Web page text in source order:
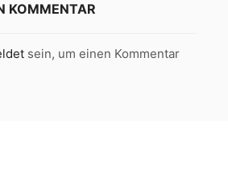
KOMMENTAR
sein, um einen Kommentar